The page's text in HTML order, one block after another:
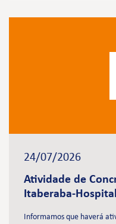
24/07/2026
Atividade de
Itaberaba-
Informamos que haverá